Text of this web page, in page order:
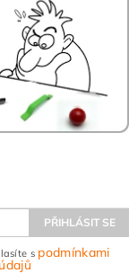
s podmínkami